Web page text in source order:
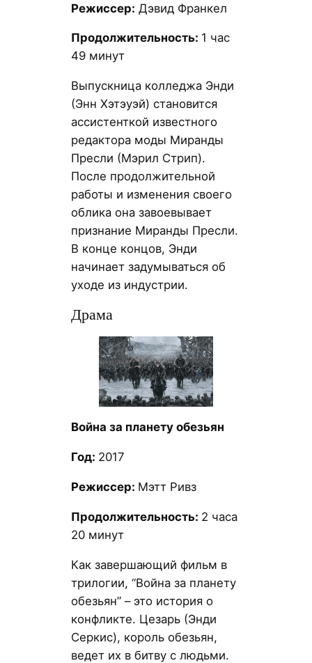
Режиссер: Дэвид Франкел
Продолжительность: 1 час
49 минут
Выпускница колледжа Энди
(Энн Хэтэуэй) становится
ассистенткой известного
редактора моды Миранды
Пресли (Мэрил Стрип).
После продолжительной
работы и изменения своего
облика она завоевывает
признание Миранды Пресли.
В конце концов, Энди
начинает задумываться об
уходе из индустрии.
Драма
Война за планету обезьян
Год: 2017
Режиссер: Мэтт Ривз
Продолжительность: 2 часа
20 минут
Как завершающий фильм в
трилогии, “Война за планету
обезьян” – это история о
конфликте. Цезарь (Энди
Серкис), король обезьян,
ведет их в битву с людьми.